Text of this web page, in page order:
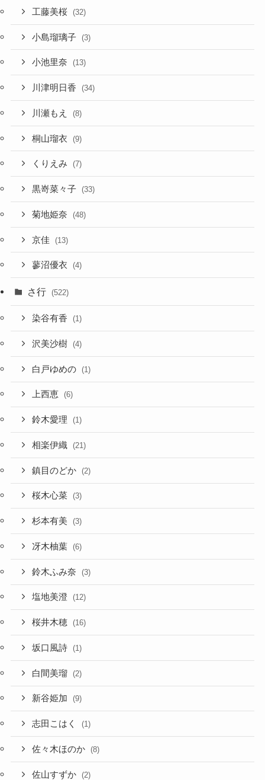
工藤美桜 (32)
小島瑠璃子 (3)
小池里奈 (13)
川津明日香 (34)
川瀬もえ (8)
桐山瑠衣 (9)
くりえみ (7)
黒嵜菜々子 (33)
菊地姫奈 (48)
京佳 (13)
蓼沼優衣 (4)
さ行 (522)
染谷有香 (1)
沢美沙樹 (4)
白戸ゆめの (1)
上西恵 (6)
鈴木愛理 (1)
相楽伊織 (21)
鎮目のどか (2)
桜木心菜 (3)
杉本有美 (3)
冴木柚葉 (6)
鈴木ふみ奈 (3)
塩地美澄 (12)
桜井木穂 (16)
坂口風詩 (1)
白間美瑠 (2)
新谷姫加 (9)
志田こはく (1)
佐々木ほのか (8)
佐山すずか (2)